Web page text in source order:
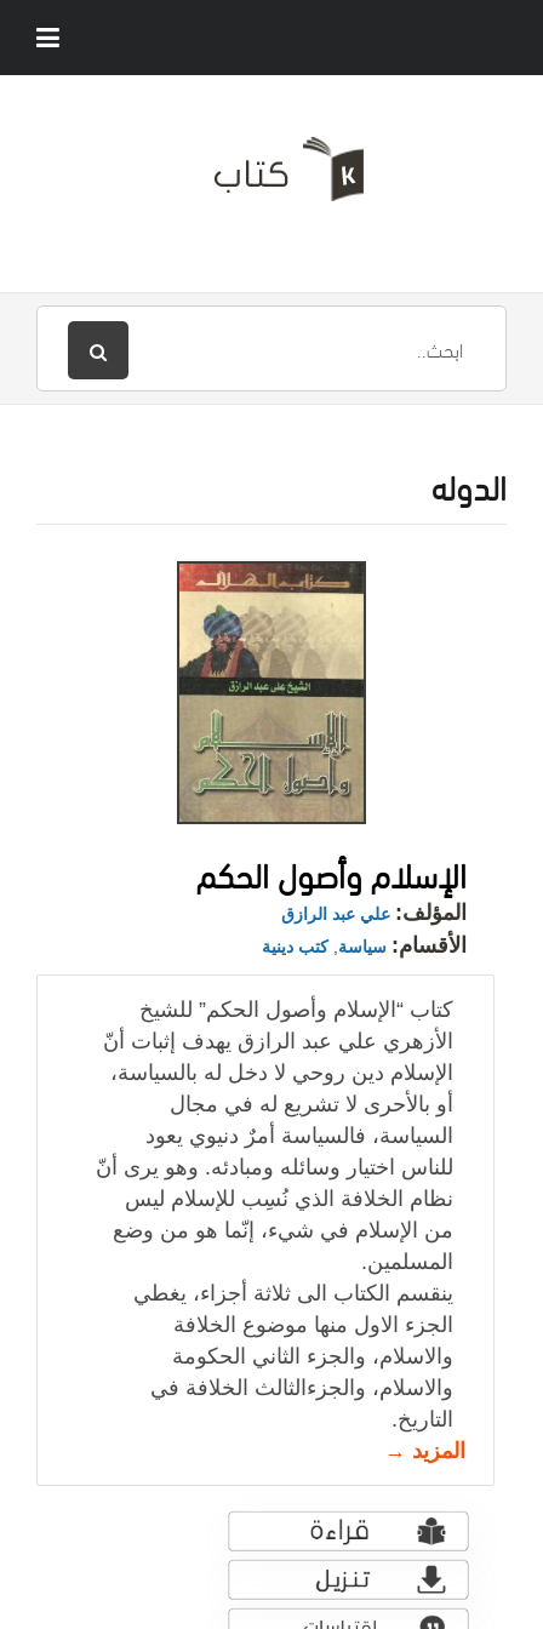
الدوله
الإسلام وأصول الحكم
المؤلف: علي عبد الرازق
الأقسام: سياسة,كتب دينية
كتاب “الإسلام وأصول الحكم” للشيخ
الأزهري علي عبد الرازق يهدف إثبات أنّ
الإسلام دين روحي لا دخل له بالسياسة،
أو بالأحرى لا تشريع له في مجال
السياسة، فالسياسة أمرٌ دنيوي يعود
للناس اختيار وسائله ومبادئه. وهو يرى أنّ
نظام الخلافة الذي نُسِب للإسلام ليس
من الإسلام في شيء، إنّما هو من وضع
المسلمين.
ينقسم الكتاب الى ثلاثة أجزاء، يغطي
الجزء الاول منها موضوع الخلافة
والاسلام، والجزء الثاني الحكومة
والاسلام، والجزءالثالث الخلافة في
التاريخ.
المزيد →